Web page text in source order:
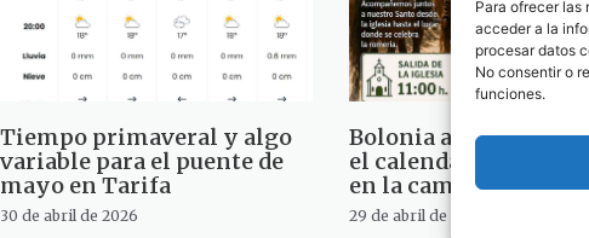
Para ofrecer las
acceder a la
procesar datos
No consentir o
funciones.
Tiempo primaveral y algo
variable para el puente de
mayo en Tarifa
30 de abril de 2026
Bolonia abre este 1
el calendario de
en la campiña de
29 de abril de 2026